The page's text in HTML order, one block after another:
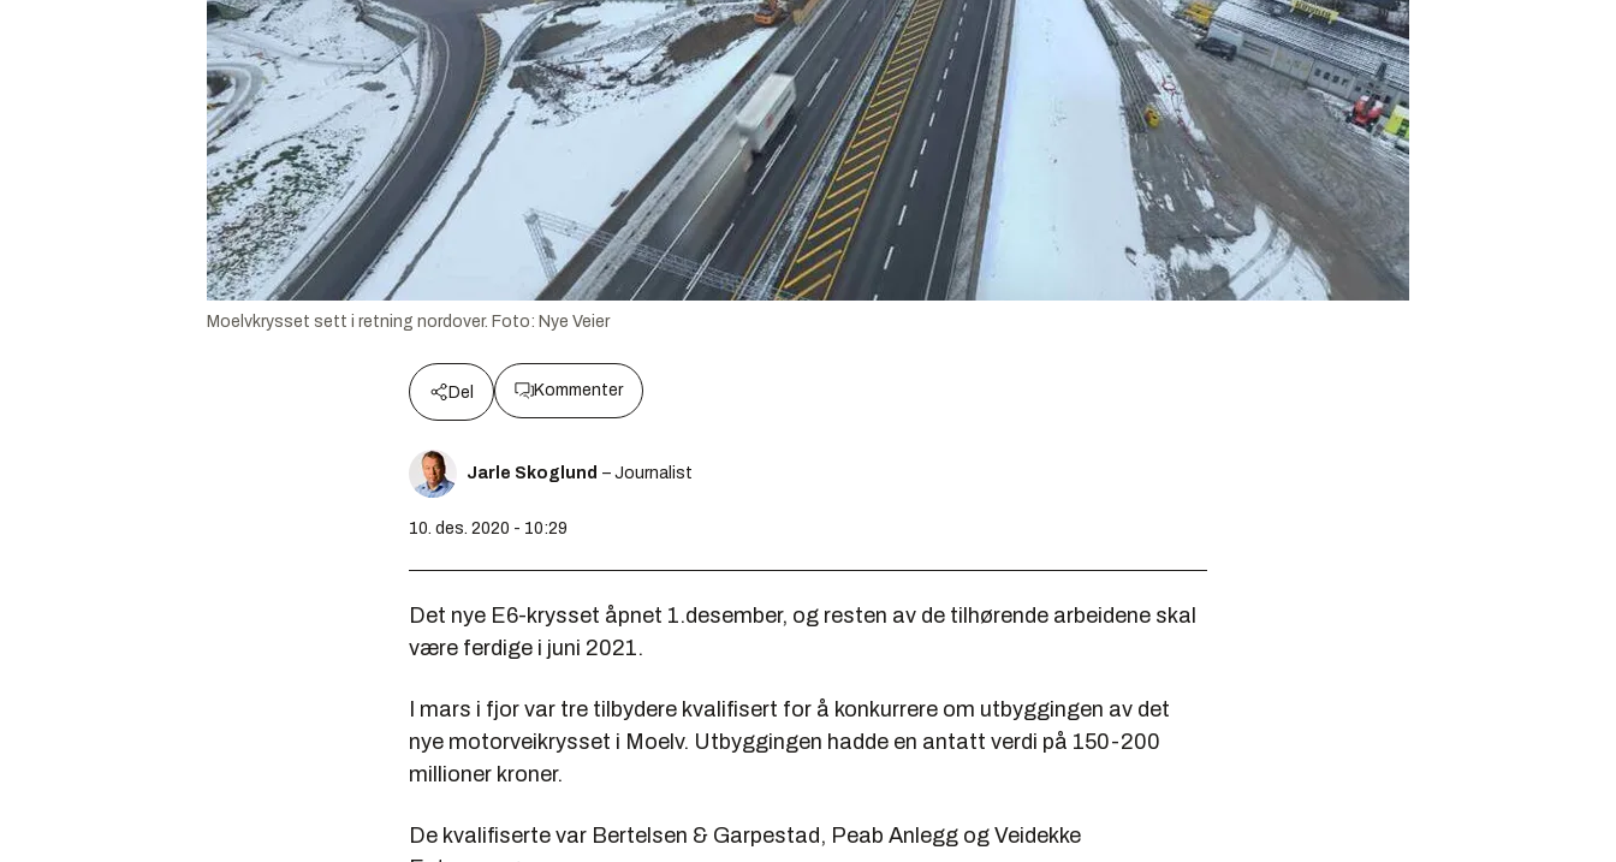
Moelvkrysset sett i retning nordover. Foto: Nye Veier
Del Kommenter
Jarle Skoglund – Journalist
10. des. 2020 - 10:29
Det nye E6-krysset åpnet 1.desember, og resten av de tilhørende arbeidene skal
være ferdige i juni 2021.
I mars i fjor var tre tilbydere kvalifisert for å konkurrere om utbyggingen av det
nye motorveikrysset i Moelv. Utbyggingen hadde en antatt verdi på 150-200
millioner kroner.
De kvalifiserte var Bertelsen & Garpestad, Peab Anlegg og Veidekke